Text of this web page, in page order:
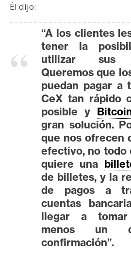
e
m
C
Él dijo:
“A los clientes
tener la
utilizar sus
Queremos que
puedan pagar a
CeX tan rápido
posible y
gran solución.
que nos ofrecen
efectivo, no todo
quiere una
de billetes, y la
de pagos a
cuentas
llegar a
menos un
confirmación”.